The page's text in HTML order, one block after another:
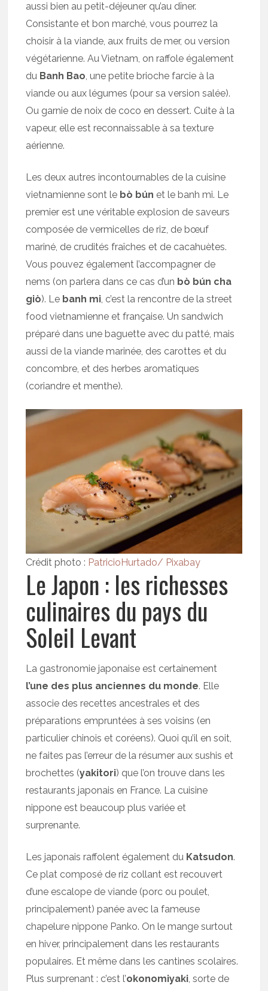
aussi bien au petit-déjeuner qu’au dîner.
Consistante et bon marché, vous pourrez la
choisir à la viande, aux fruits de mer, ou version
végétarienne. Au Vietnam, on raffole également
du Banh Bao, une petite brioche farcie à la
viande ou aux légumes (pour sa version salée).
Ou garnie de noix de coco en dessert. Cuite à la
vapeur, elle est reconnaissable à sa texture
aérienne.
Les deux autres incontournables de la cuisine
vietnamienne sont le bò bún et le banh mi. Le
premier est une véritable explosion de saveurs
composée de vermicelles de riz, de bœuf
mariné, de crudités fraîches et de cacahuètes.
Vous pouvez également l’accompagner de
nems (on parlera dans ce cas d’un bò bún cha
giò). Le banh mi, c’est la rencontre de la street
food vietnamienne et française. Un sandwich
préparé dans une baguette avec du patté, mais
aussi de la viande marinée, des carottes et du
concombre, et des herbes aromatiques
(coriandre et menthe).
Crédit photo : PatricioHurtado/ Pixabay
Le Japon : les richesses
culinaires du pays du
Soleil Levant
La gastronomie japonaise est certainement
l’une des plus anciennes du monde. Elle
associe des recettes ancestrales et des
préparations empruntées à ses voisins (en
particulier chinois et coréens). Quoi qu’il en soit,
ne faites pas l’erreur de la résumer aux sushis et
brochettes (yakitori) que l’on trouve dans les
restaurants japonais en France. La cuisine
nippone est beaucoup plus variée et
surprenante.
Les japonais raffolent également du Katsudon.
Ce plat composé de riz collant est recouvert
d’une escalope de viande (porc ou poulet,
principalement) panée avec la fameuse
chapelure nippone Panko. On le mange surtout
en hiver, principalement dans les restaurants
populaires. Et même dans les cantines scolaires.
Plus surprenant : c’est l’okonomiyaki, sorte de